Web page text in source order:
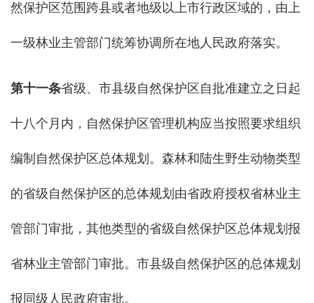
然保护区范围跨县或者地级以上市行政区域的，由上
一级林业主管部门统筹协调所在地人民政府落实。
第十一条省级、市县级自然保护区自批准建立之日起
十八个月内，自然保护区管理机构应当按照要求组织
编制自然保护区总体规划。森林和陆生野生动物类型
的省级自然保护区的总体规划由省政府授权省林业主
管部门审批，其他类型的省级自然保护区总体规划报
省林业主管部门审批。市县级自然保护区的总体规划
报同级人民政府审批。